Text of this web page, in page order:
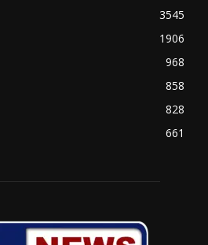
3545
1906
968
858
828
661